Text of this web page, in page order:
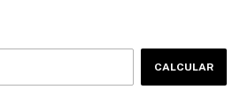
CALCULAR